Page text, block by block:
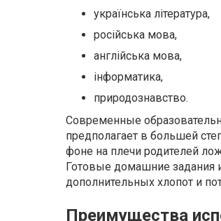
українська література,
російська мова,
англійська мова,
інформатика,
природознавство.
Современные
предполагает в большей
фоне на плечи родителей
Готовые домашние задания
дополнительных хлопот и
Преимущества